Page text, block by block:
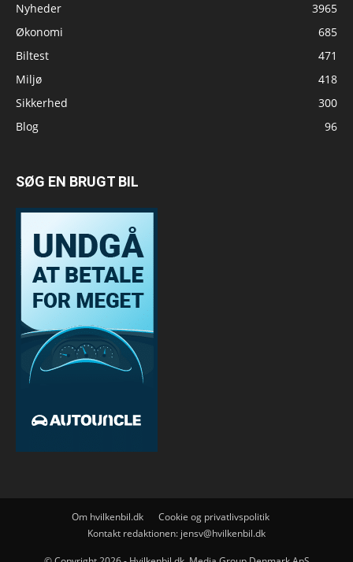
Nyheder
3965
Økonomi
685
Biltest
471
Miljø
418
Sikkerhed
300
Blog
96
SØG EN BRUGT BIL
Om hvilkenbil.dk
Cookie og privatlivspolitik
Kontakt redaktionen: jensv@hvilkenbil.dk